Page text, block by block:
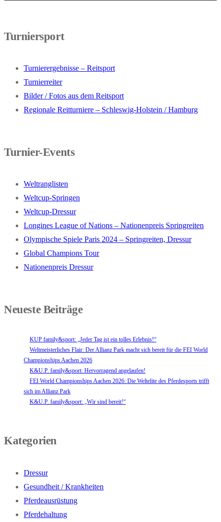
Turniersport
Turnierergebnisse – Reitsport
Turnierreiter
Bilder / Fotos aus dem Reitsport
Regionale Reitturniere – Schleswig-Holstein / Hamburg
Turnier-Events
Weltranglisten
Weltcup-Springen
Weltcup-Dressur
Longines League of Nations – Nationenpreis Springreiten
Olympische Spiele Paris 2024 – Springreiten, Dressur
Global Champions Tour
Nationenpreis Dressur
Neueste Beiträge
KUP family&sport: „Jeder Tag ist ein tolles Erlebnis!“
Weltmeisterliches Flair: Der Allianz Park macht sich bereit für die FEI World
Championships Aachen 2026
K&U.P. family&sport: Hervorragend angelaufen!
FEI World Championships Aachen 2026: Die Weltelite des Pferdesports trifft
sich im Allianz Park
K&U.P. family&sport: „Wir sind bereit!“
Kategorien
Dressur
Gesundheit / Krankheiten
Pferdeausrüstung
Pferdehaltung